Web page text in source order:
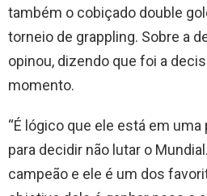
também o cobiçado double
torneio de grappling. Sobre a
opinou, dizendo que foi a
momento.
“É lógico que ele está em
para decidir não lutar o
campeão e ele é um dos